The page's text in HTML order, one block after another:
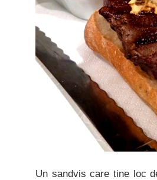
Un sandvis care tine loc